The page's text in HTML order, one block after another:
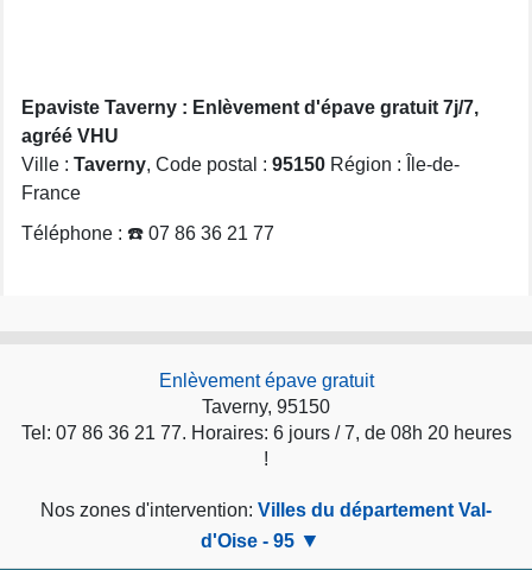
Epaviste Taverny : Enlèvement d'épave gratuit 7j/7,
agréé VHU
Ville : Taverny, Code postal : 95150 Région : Île-de-
France
Téléphone : ☎️ 07 86 36 21 77
Enlèvement épave gratuit
Taverny, 95150
Tel: 07 86 36 21 77. Horaires: 6 jours / 7, de 08h 20 heures
!
Nos zones d'intervention: Villes du département Val-
d'Oise - 95